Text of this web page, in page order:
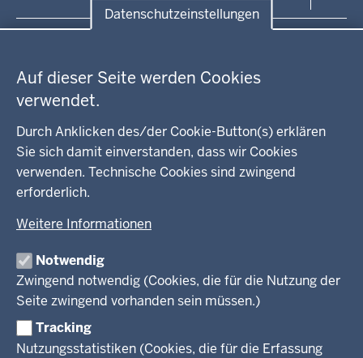
Datenschutzeinstellungen
Auf dieser Seite werden Cookies
verwendet.
Durch Anklicken des/der Cookie-Button(s) erklären
Sie sich damit einverstanden, dass wir Cookies
verwenden. Technische Cookies sind zwingend
erforderlich.
Weitere Informationen
Notwendig
Zwingend notwendig (Cookies, die für die Nutzung der
Seite zwingend vorhanden sein müssen.)
Tracking
Nutzungsstatistiken (Cookies, die für die Erfassung
Pressemitteilung suchen
WEITERE LINKS
Kreis Lippe
Kreis Paderborn
Kreis Minden-Lübbecke
Kreis Gütersloh
Kreis Höxter